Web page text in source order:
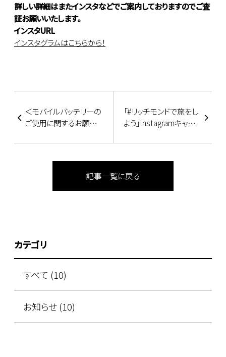
詳しい詳細はまたインスタなどでご案内しておりますのでご査
証お願いいたします。
インスタURL
インスタグラムはこちらから！
＜モバイルバッテリーの
ご使用に関するお願い
「#リッチモンドで旅をし
よう」Instagramキャン
記事一覧に戻る
カテゴリ
すべて (10)
お知らせ (10)